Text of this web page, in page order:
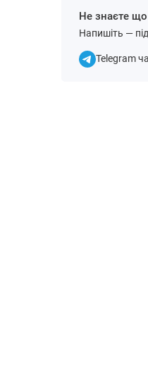
Не знаєте що
Напишіть —
Telegram